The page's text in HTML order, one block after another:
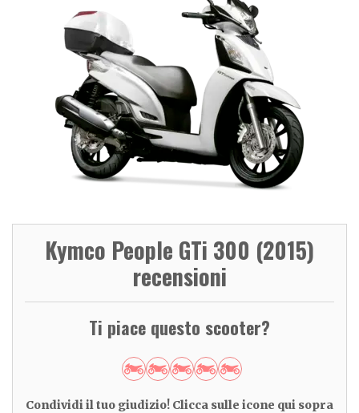
Kymco People GTi 300 (2015)
recensioni
Ti piace questo scooter?
Condividi il tuo giudizio! Clicca sulle icone qui sopra